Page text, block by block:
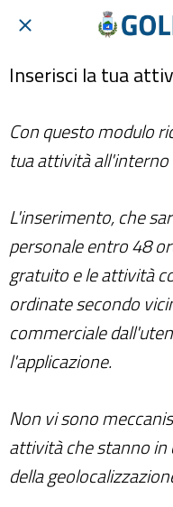
Inserisci la tua
Con questo modulo
tua attività all'interno
L'inserimento, che
personale entro 48
gratuito e le attività
ordinate secondo
commerciale
l'applicazione.
Non vi sono
attività che stanno in
della